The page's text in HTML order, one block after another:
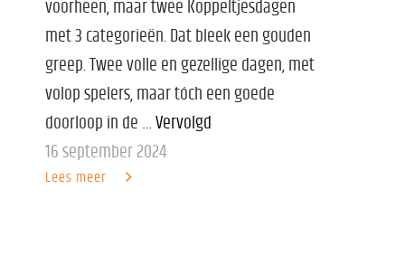
voorheen, maar twee Koppeltjesdagen
met 3 categorieën. Dat bleek een gouden
greep. Twee volle en gezellige dagen, met
volop spelers, maar tóch een goede
doorloop in de … Vervolgd
16 september 2024
Lees meer